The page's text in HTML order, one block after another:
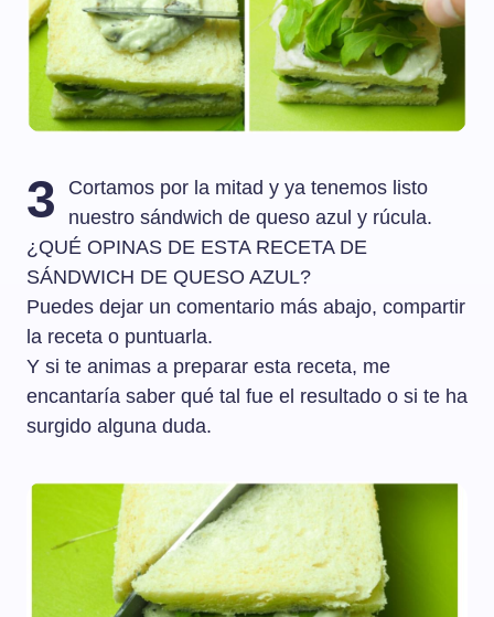
3
Cortamos por la mitad y ya tenemos listo
nuestro sándwich de queso azul y rúcula.
¿QUÉ OPINAS DE ESTA RECETA DE
SÁNDWICH DE QUESO AZUL?
Puedes dejar un comentario más abajo, compartir
la receta o puntuarla.
Y si te animas a preparar esta receta, me
encantaría saber qué tal fue el resultado o si te ha
surgido alguna duda.